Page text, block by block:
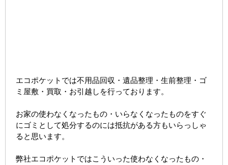
エコポケットでは不用品回収・遺品整理・生前整理・ゴ
ミ屋敷・買取・お引越しを行っております。
お家の使わなくなったもの・いらなくなったものをすぐ
にゴミとして処分するのには抵抗がある方もいらっしゃ
ると思います。
弊社エコポケットではこういった使わなくなったもの・